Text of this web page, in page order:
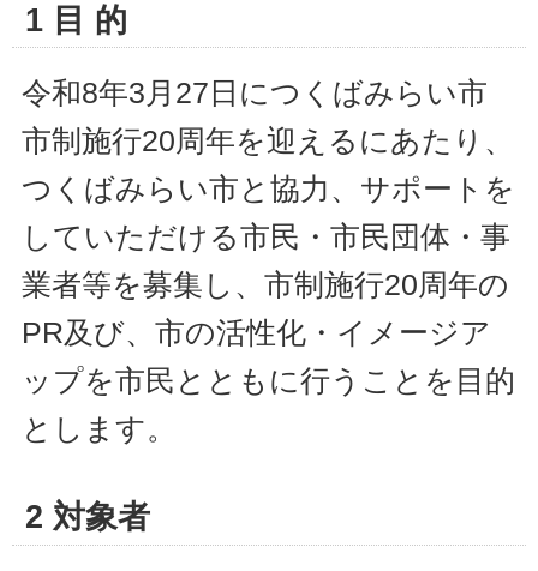
1 目 的
令和8年3月27日につくばみらい市
市制施行20周年を迎えるにあたり、
つくばみらい市と協力、サポートを
していただける市民・市民団体・事
業者等を募集し、市制施行20周年の
PR及び、市の活性化・イメージア
ップを市民とともに行うことを目的
とします。
2 対象者